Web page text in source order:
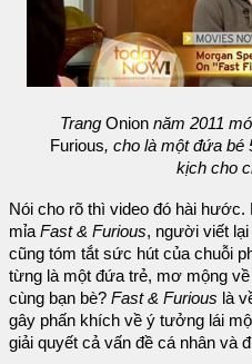
TrangOnionnăm 2011
Furious, cho là một đứa bé
kịch cho
Nói cho rõ thì video đó hài
mỉaFast & Furious, người viết
cũng tóm tắt sức hút của chuỗi
từng là một đứa trẻ, mơ mộng
cùng bạn bè? Fast & Furious là
gây phấn khích về ý tưởng lái
giải quyết cả vấn đề cá nhân và